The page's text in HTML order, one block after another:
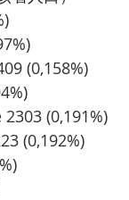
(0,158%)
(0,191%)
(0,192%)